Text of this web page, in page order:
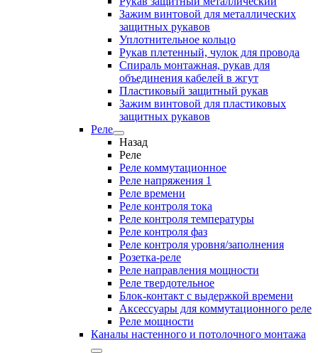
Зажим винтовой для металлических
защитных рукавов
Уплотнительное кольцо
Рукав плетенный, чулок для провода
Спираль монтажная, рукав для
объединения кабелей в жгут
Пластиковый защитный рукав
Зажим винтовой для пластиковых
защитных рукавов
Реле
Назад
Реле
Реле коммутационное
Реле напряжения 1
Реле времени
Реле контроля тока
Реле контроля температуры
Реле контроля фаз
Реле контроля уровня/заполнения
Розетка-реле
Реле направления мощности
Реле твердотельное
Блок-контакт с выдержкой времени
Аксессуары для коммутационного реле
Реле мощности
Каналы настенного и потолочного монтажа